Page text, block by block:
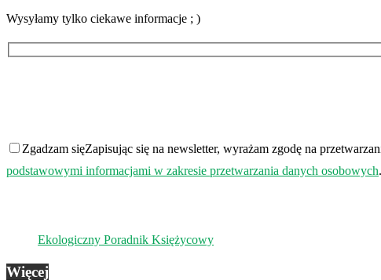
Wysyłamy tylko ciekawe informacje ; )
Zgadzam sięZapisując się na newsletter, wyrażam zgodę na
podstawowymi informacjami w zakresie przetwarzania danych osobowych.
Ekologiczny Poradnik Księżycowy
Więcej